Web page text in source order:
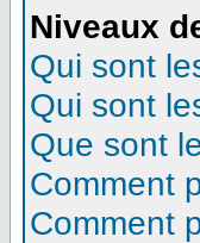
Niveaux
Qui sont
Qui sont
Que sont
Comment
Comment